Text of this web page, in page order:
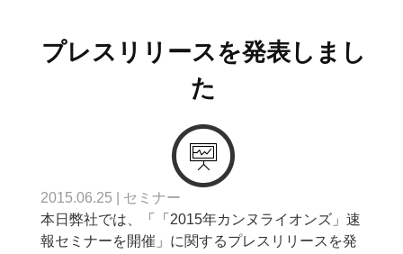
プレスリリースを発表しまし
た
2015.06.25
セミナー
本日弊社では、「「2015年カンヌライオンズ」速
報セミナーを開催」に関するプレスリリースを発